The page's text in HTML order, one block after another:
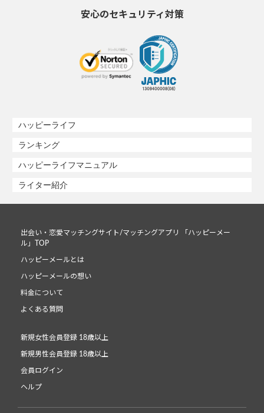
安心のセキュリティ対策
ハッピーライフ
ランキング
ハッピーライフマニュアル
ライター紹介
出会い・恋愛マッチングサイト/マッチングアプリ 「ハッピーメー
ル」TOP
ハッピーメールとは
ハッピーメールの想い
料金について
よくある質問
新規女性会員登録 18歳以上
新規男性会員登録 18歳以上
会員ログイン
ヘルプ